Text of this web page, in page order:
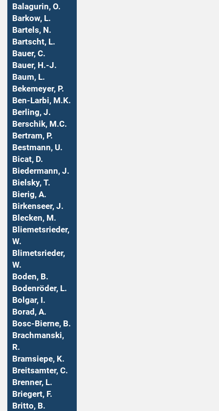
Balagurin, O.
Barkow, L.
Bartels, N.
Bartscht, L.
Bauer, C.
Bauer, H.-J.
Baum, L.
Bekemeyer, P.
Ben-Larbi, M.K.
Berling, J.
Berschik, M.C.
Bertram, P.
Bestmann, U.
Bicat, D.
Biedermann, J.
Bielsky, T.
Bierig, A.
Birkenseer, J.
Blecken, M.
Bliemetsrieder,
W.
Blimetsrieder,
W.
Boden, B.
Bodenröder, L.
Bolgar, I.
Borad, A.
Bosc-Bierne, B.
Brachmanski,
R.
Bramsiepe, K.
Breitsamter, C.
Brenner, L.
Briegert, F.
Britto, B.